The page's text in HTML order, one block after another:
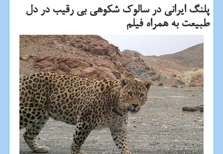
پلنگ ایرانی در سالوک شکوهی بی رقیب در دل
طبیعت به همراه فیلم